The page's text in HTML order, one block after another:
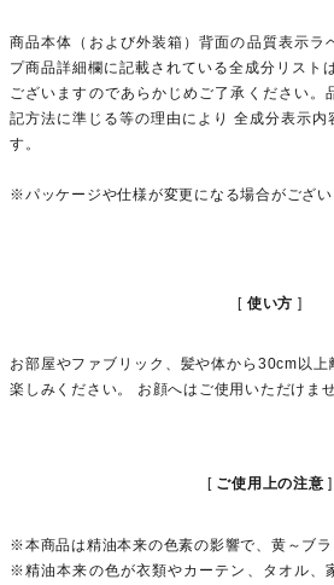
商品本体（および外装箱）背面の品質表示ラ
プ商品詳細欄に記載されている全成分リスト
ございますのであらかじめご了承ください。
記方法に準じる等の理由により 全成分表示内
す。
※パッケージや仕様が変更になる場合がござい
使い方
お部屋やファブリック、髪や体から30cm以
楽しみください。 お顔へはご使用いただけませ
ご使用上の注意
※本商品は精油本来の色素の影響で、黄～ブラ
※精油本来の色が衣類やカーテン、タオル、